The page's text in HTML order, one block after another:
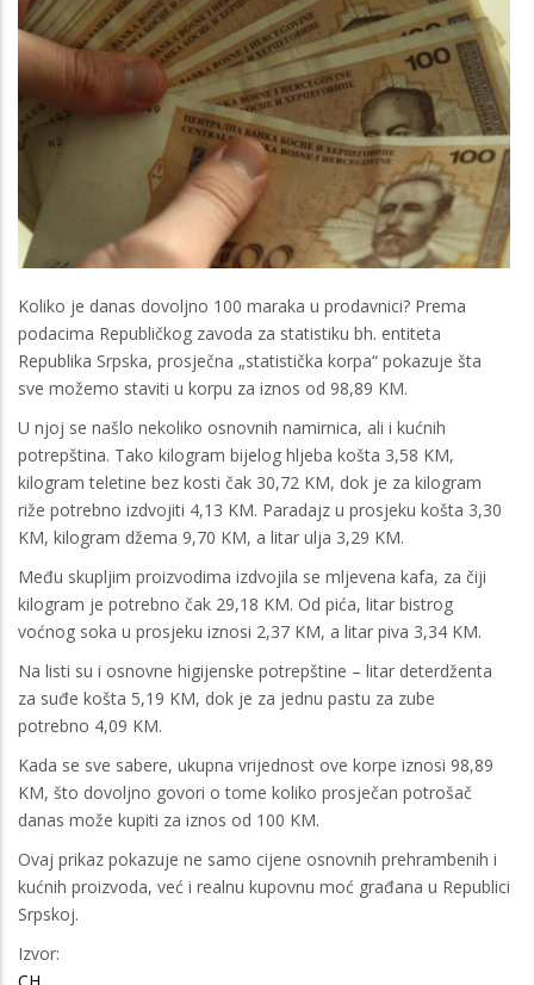
Koliko je danas dovoljno 100 maraka u prodavnici? Prema
podacima Republičkog zavoda za statistiku bh. entiteta
Republika Srpska, prosječna „statistička korpa“ pokazuje šta
sve možemo staviti u korpu za iznos od 98,89 KM.
U njoj se našlo nekoliko osnovnih namirnica, ali i kućnih
potrepština. Tako kilogram bijelog hljeba košta 3,58 KM,
kilogram teletine bez kosti čak 30,72 KM, dok je za kilogram
riže potrebno izdvojiti 4,13 KM. Paradajz u prosjeku košta 3,30
KM, kilogram džema 9,70 KM, a litar ulja 3,29 KM.
Među skupljim proizvodima izdvojila se mljevena kafa, za čiji
kilogram je potrebno čak 29,18 KM. Od pića, litar bistrog
voćnog soka u prosjeku iznosi 2,37 KM, a litar piva 3,34 KM.
Na listi su i osnovne higijenske potrepštine – litar deterdženta
za suđe košta 5,19 KM, dok je za jednu pastu za zube
potrebno 4,09 KM.
Kada se sve sabere, ukupna vrijednost ove korpe iznosi 98,89
KM, što dovoljno govori o tome koliko prosječan potrošač
danas može kupiti za iznos od 100 KM.
Ovaj prikaz pokazuje ne samo cijene osnovnih prehrambenih i
kućnih proizvoda, već i realnu kupovnu moć građana u Republici
Srpskoj.
Izvor:
CH